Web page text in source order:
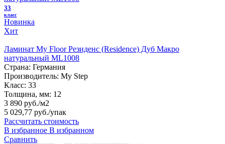
33
класс
Новинка
Хит
Ламинат My Floor Резиденс (Residence) Дуб Макро
натуральный ML1008
Страна: Германия
Производитель: My Step
Класс: 33
Толщина, мм: 12
3 890 руб./м2
5 029,77 руб./упак
Рассчитать стоимость
В избранное В избранном
Сравнить